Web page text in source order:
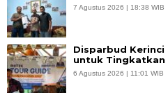
7 Agustus 2026 | 18:38 WIB
Disparbud Kerinci
untuk Tingkatkan
6 Agustus 2026 | 11:01 WIB